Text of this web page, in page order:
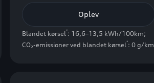
Oplev
Blandet kørsel*: 16,6–13,5 kWh/100km;
CO₂-emissioner ved blandet kørsel*: 0 g/km